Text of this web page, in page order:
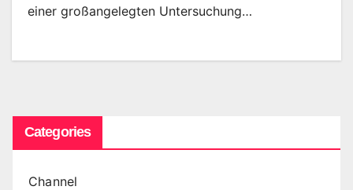
einer großangelegten Untersuchung…
Categories
Channel